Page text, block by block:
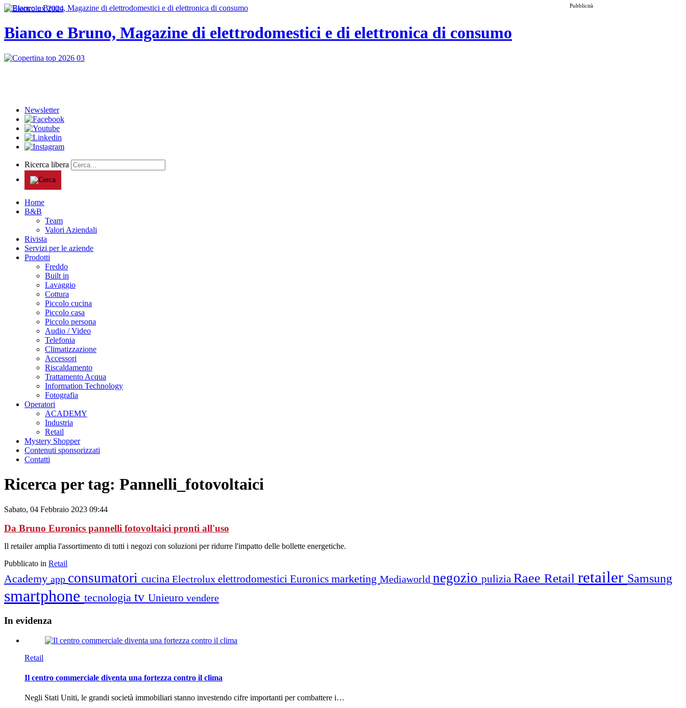
Pubblicità
Bianco e Bruno, Magazine di elettrodomestici e di elettronica di consumo
Newsletter
Ricerca libera
Home
B&B
Team
Valori Aziendali
Rivista
Servizi per le aziende
Prodotti
Freddo
Built in
Lavaggio
Cottura
Piccolo cucina
Piccolo casa
Piccolo persona
Audio / Video
Telefonia
Climatizzazione
Accessori
Riscaldamento
Trattamento Acqua
Information Technology
Fotografia
Operatori
ACADEMY
Industria
Retail
Mystery Shopper
Contenuti sponsorizzati
Contatti
Ricerca per tag: Pannelli_fotovoltaici
Sabato, 04 Febbraio 2023 09:44
Da Bruno Euronics pannelli fotovoltaici pronti all'uso
Il retailer amplia l'assortimento di tutti i negozi con soluzioni per ridurre l'impatto delle bollette energetiche.
Pubblicato in Retail
Academy app consumatori cucina Electrolux elettrodomestici Euronics marketing Mediaworld negozio pulizia Raee Retail retailer Samsung
smartphone tecnologia tv Unieuro vendere
In evidenza
Retail
Il centro commerciale diventa una fortezza contro il clima
Negli Stati Uniti, le grandi società immobiliari stanno investendo cifre importanti per combattere i…